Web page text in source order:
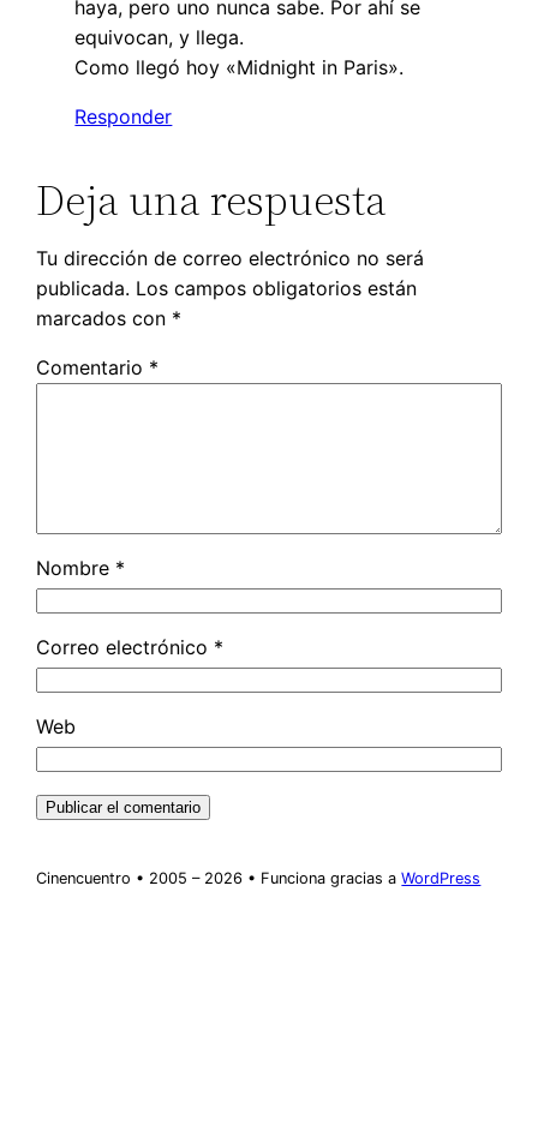
haya, pero uno nunca sabe. Por ahí se
equivocan, y llega.
Como llegó hoy «Midnight in Paris».
Responder
Deja una respuesta
Tu dirección de correo electrónico no será
publicada. Los campos obligatorios están
marcados con *
Comentario *
Nombre *
Correo electrónico *
Web
Cinencuentro • 2005 – 2026 • Funciona gracias aWordPress